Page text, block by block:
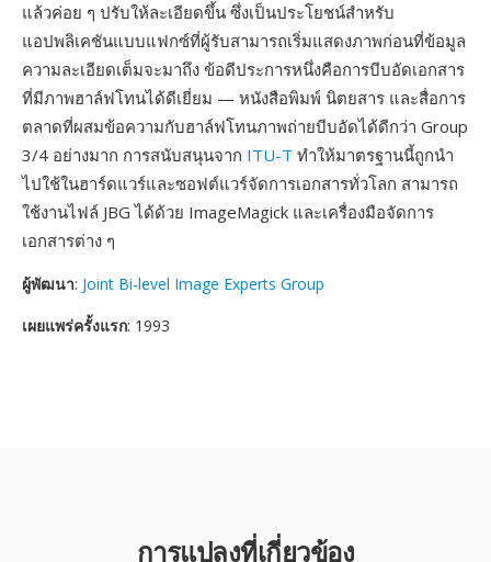
แล้วค่อย ๆ ปรับให้ละเอียดขึ้น ซึ่งเป็นประโยชน์สำหรับ
แอปพลิเคชันแบบแฟกซ์ที่ผู้รับสามารถเริ่มแสดงภาพก่อนที่ข้อมูล
ความละเอียดเต็มจะมาถึง ข้อดีประการหนึ่งคือการบีบอัดเอกสาร
ที่มีภาพฮาล์ฟโทนได้ดีเยี่ยม — หนังสือพิมพ์ นิตยสาร และสื่อการ
ตลาดที่ผสมข้อความกับฮาล์ฟโทนภาพถ่ายบีบอัดได้ดีกว่า Group
3/4 อย่างมาก การสนับสนุนจาก ITU-T ทำให้มาตรฐานนี้ถูกนำ
ไปใช้ในฮาร์ดแวร์และซอฟต์แวร์จัดการเอกสารทั่วโลก สามารถ
ใช้งานไฟล์ JBG ได้ด้วย ImageMagick และเครื่องมือจัดการ
เอกสารต่าง ๆ
ผู้พัฒนา: Joint Bi-level Image Experts Group
เผยแพร่ครั้งแรก: 1993
การแปลงที่เกี่ยวข้อง